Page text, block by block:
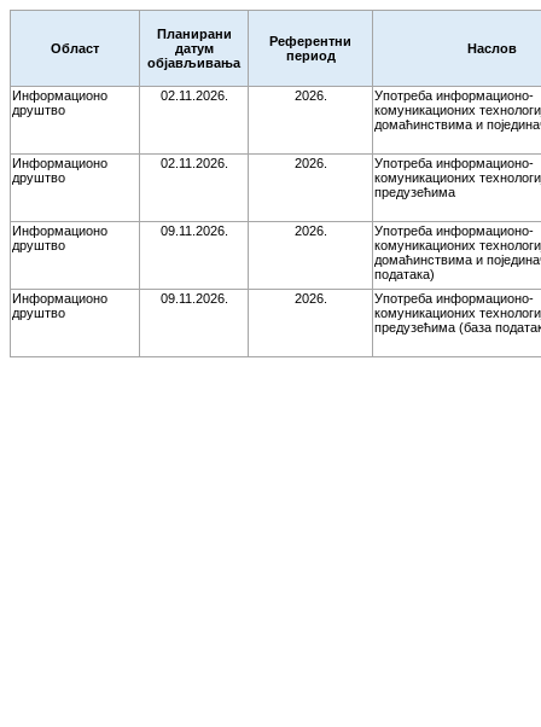
Област
Планирани
датум
објављивања
Референтни
период
Наслов
Информационо
друштво
02.11.2026. 2026.
Употреба информационо-
комуникационих
домаћинствима и
Информационо
друштво
02.11.2026. 2026.
Употреба информационо-
комуникационих
предузећима
Информационо
друштво
09.11.2026. 2026.
Употреба информационо-
комуникационих
домаћинствима и
података)
Информационо
друштво
09.11.2026. 2026.
Употреба информационо-
комуникационих
предузећима (база